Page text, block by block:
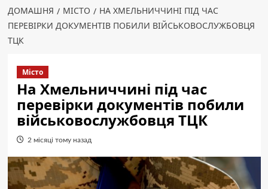
ДОМАШНЯ МІСТО
НА ХМЕЛЬНИЧЧИНІ ПІД ЧАС
ПЕРЕВІРКИ ДОКУМЕНТІВ ПОБИЛИ ВІЙСЬКОВОСЛУЖБОВЦЯ
ТЦК
Місто
На Хмельниччині під час
перевірки документів побили
військовослужбовця ТЦК
2 місяці тому назад